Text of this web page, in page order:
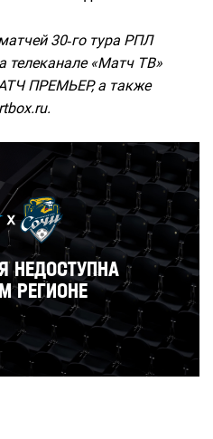
30‑го тура РПЛ
телеканале «Матч ТВ»
ПРЕМЬЕР, а также